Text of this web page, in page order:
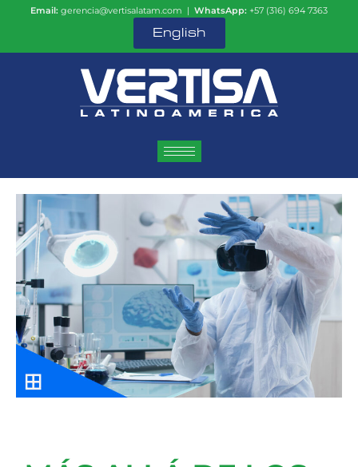
Email: gerencia@vertisalatam.com | WhatsApp: +57 (316) 694 7363
English